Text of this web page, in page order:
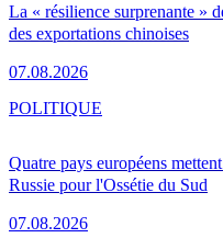
La « résilience surprenante »
des exportations chinoises
07.08.2026
Quatre pays européens
Russie pour l'Ossétie du Sud
07.08.2026
POLITIQUE